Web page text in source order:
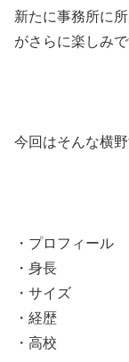
新たに事務所に
がさらに楽しみで
今回はそんな横
・プロフィール
・身長
・サイズ
・経歴
・高校